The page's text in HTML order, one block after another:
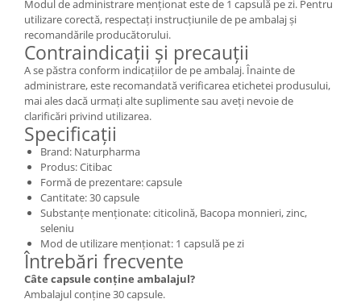
Modul de administrare menționat este de 1 capsulă pe zi. Pentru
utilizare corectă, respectați instrucțiunile de pe ambalaj și
recomandările producătorului.
Contraindicații și precauții
A se păstra conform indicațiilor de pe ambalaj. Înainte de
administrare, este recomandată verificarea etichetei produsului,
mai ales dacă urmați alte suplimente sau aveți nevoie de
clarificări privind utilizarea.
Specificații
Brand: Naturpharma
Produs: Citibac
Formă de prezentare: capsule
Cantitate: 30 capsule
Substanțe menționate: citicolină, Bacopa monnieri, zinc,
seleniu
Mod de utilizare menționat: 1 capsulă pe zi
Întrebări frecvente
Câte capsule conține ambalajul?
Ambalajul conține 30 capsule.